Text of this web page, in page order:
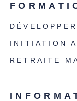
INITIATION
RETRAITE